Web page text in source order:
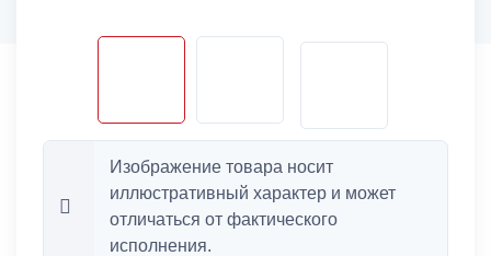
Изображение товара носит
иллюстративный характер и может
отличаться от фактического
исполнения.